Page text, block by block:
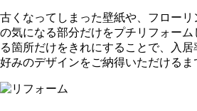
古くなってしまった壁紙や、フロー
の気になる部分だけをプチリフォー
る箇所だけをきれにすることで、入
好みのデザインをご納得いただけるま